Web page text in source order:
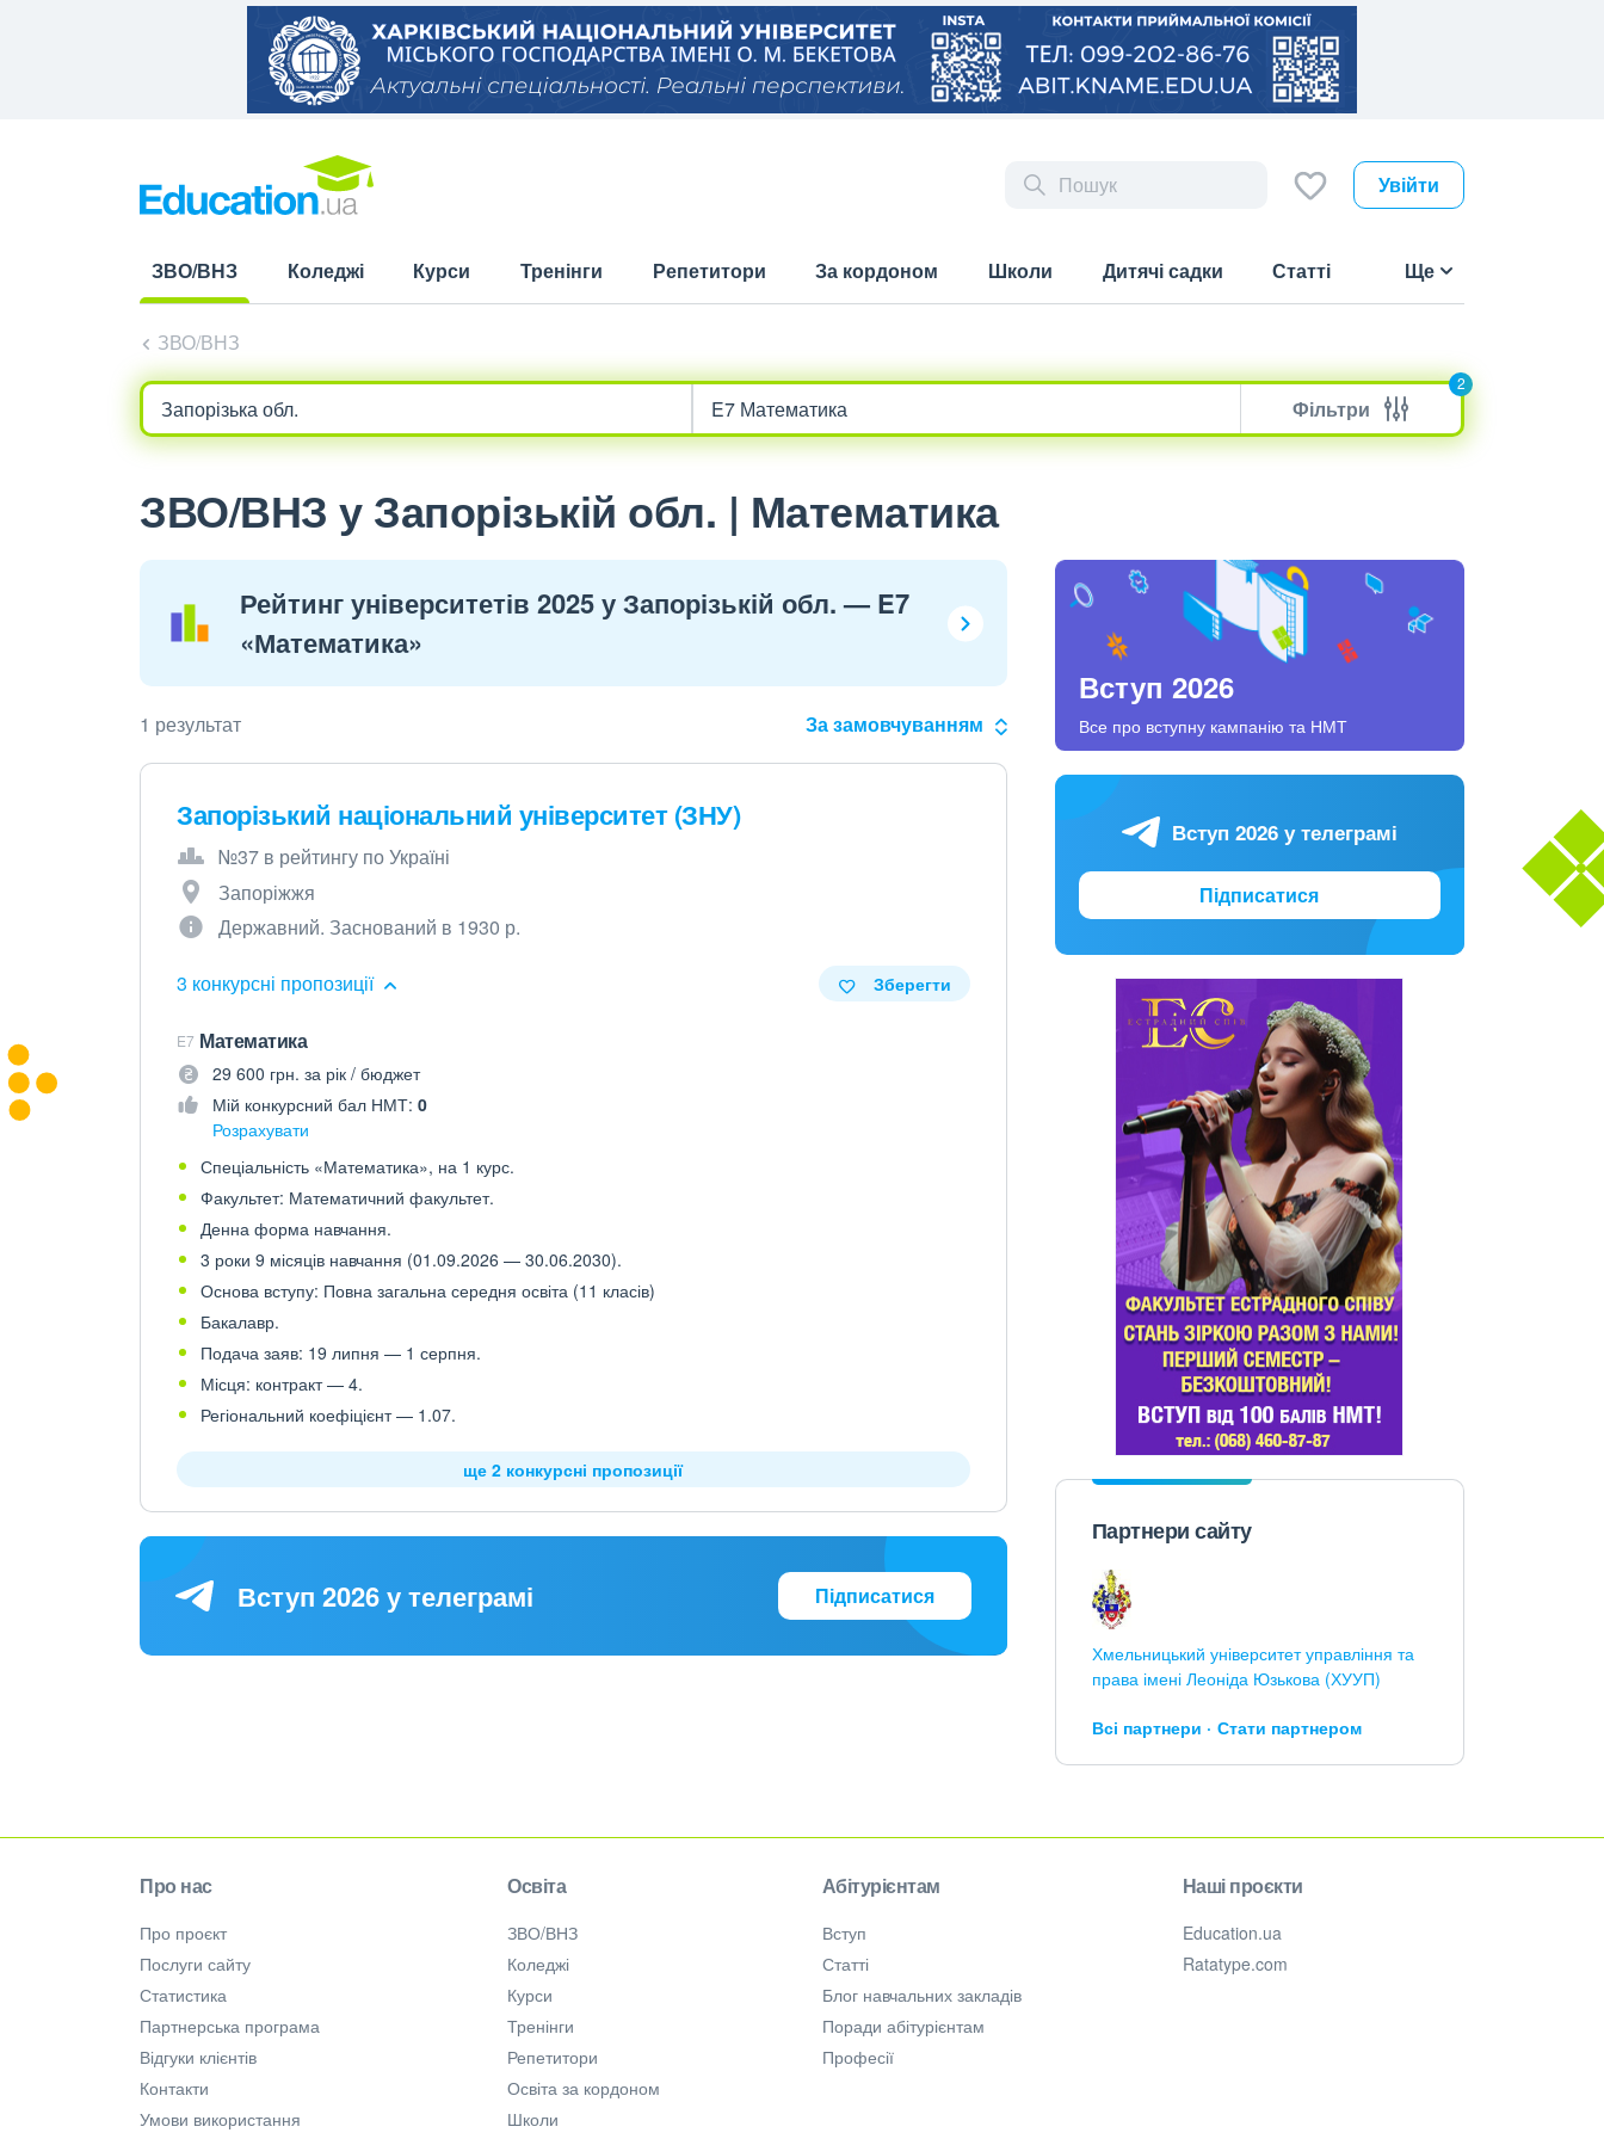
Увійти
ЗВО/ВНЗ
Коледжі Курси Тренінги Репетитори За кордоном Школи Дитячі садки Статті Ще
ЗВО/ВНЗ
Фільтри
2
ЗВО/ВНЗ у Запорізькій обл. | Математика
Рейтинг університетів 2025 у Запорізькій обл. — E7
«Математика»
1 результат За замовчуванням
Запорізький національний університет (ЗНУ)
№37 в рейтингу по Україні
Запоріжжя
Державний. Заснований в 1930 р.
3 конкурсні пропозиції Зберегти
E7 Математика
29 600 грн. за рік / бюджет
Мій конкурсний бал НМТ: 0
Розрахувати
Спеціальність «Математика», на 1 курс.
Факультет: Математичний факультет.
Денна форма навчання.
3 роки 9 місяців навчання (01.09.2026 — 30.06.2030).
Основа вступу: Повна загальна середня освіта (11 класів)
Бакалавр.
Подача заяв: 19 липня — 1 серпня.
Місця: контракт — 4.
Регіональний коефіцієнт — 1.07.
ще 2 конкурсні пропозиції
Вступ 2026 у телеграмі Підписатися
Вступ 2026
Все про вступну кампанію та НМТ
Вступ 2026 у телеграмі
Підписатися
Партнери сайту
Хмельницький університет управління та
права імені Леоніда Юзькова (ХУУП)
Всі партнери Стати партнером
Про нас
Про проєкт
Послуги сайту
Статистика
Партнерська програма
Відгуки клієнтів
Контакти
Умови використання
Освіта
ЗВО/ВНЗ
Коледжі
Курси
Тренінги
Репетитори
Освіта за кордоном
Школи
Абітурієнтам
Вступ
Статті
Блог навчальних закладів
Поради абітурієнтам
Професії
Наші проєкти
Education.ua
Ratatype.com